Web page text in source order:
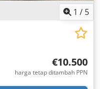
1 / 5
€10.500
harga tetap ditambah PPN